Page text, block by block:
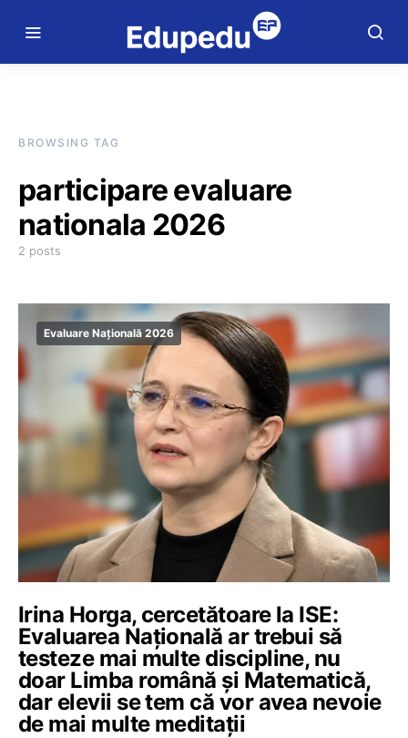
BROWSING TAG
participare evaluare
nationala 2026
2 posts
Evaluare Națională 2026
Irina Horga, cercetătoare la ISE:
Evaluarea Națională ar trebui să
testeze mai multe discipline, nu
doar Limba română și Matematică,
dar elevii se tem că vor avea nevoie
de mai multe meditații